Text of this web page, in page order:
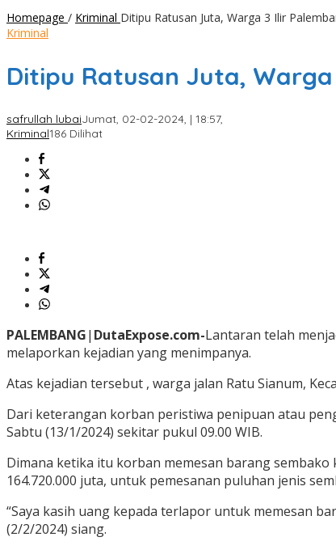
Homepage / Kriminal Ditipu Ratusan Juta, Warga 3 Ilir
Kriminal
Ditipu Ratusan Juta,
safrullah lubaiJumat, 02-02-2024, | 18:57,
Kriminal186 Dilihat
PALEMBANG| DutaExpose.com-Lantaran telah
melaporkan kejadian yang menimpanya.
Atas kejadian tersebut , warga jalan Ratu Sianum,
Dari keterangan korban peristiwa penipuan atau
Sabtu (13/1/2024) sekitar pukul 09.00 WIB.
Dimana ketika itu korban memesan barang
164.720.000 juta, untuk pemesanan puluhan jenis
“Saya kasih uang kepada terlapor untuk memesan
(2/2/2024) siang.